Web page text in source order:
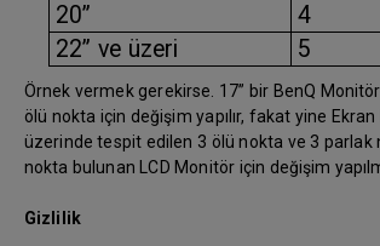
20”
4
22” ve üzeri
5
Örnek vermek gerekirse. 17” bir BenQ
ölü nokta için değişim yapılır, fakat yine
üzerinde tespit edilen 3 ölü nokta ve 3 parlak
nokta bulunan LCD Monitör için değişim
Gizlilik